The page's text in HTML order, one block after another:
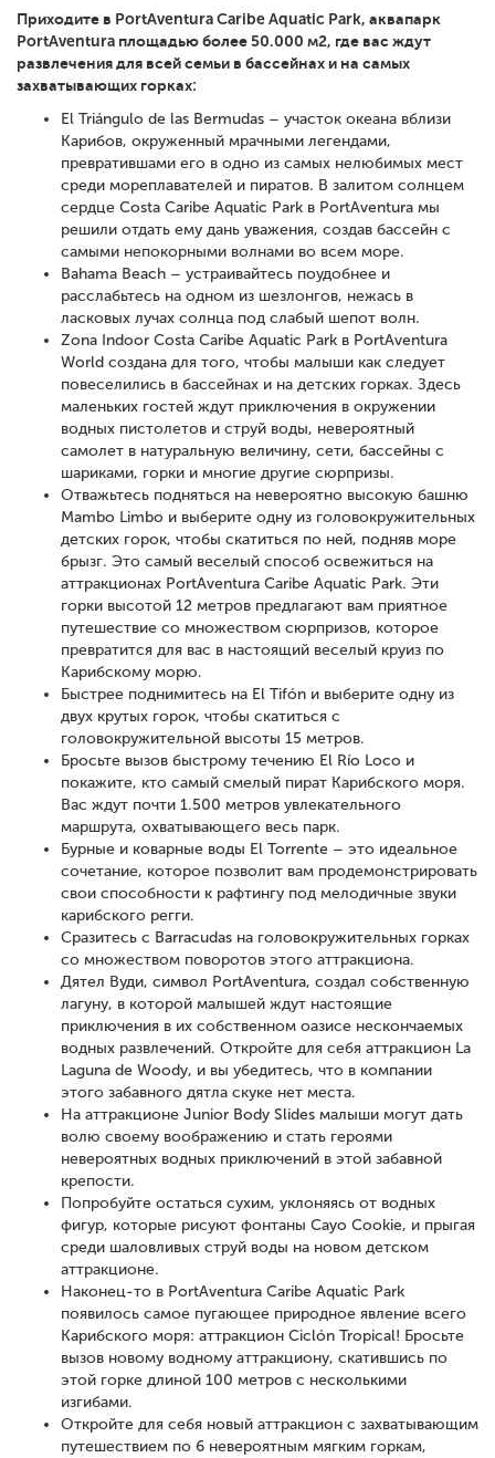
Приходите в PortAventura Caribe Aquatic Park, аквапарк
PortAventura площадью более 50.000 м2, где вас ждут
развлечения для всей семьи в бассейнах и на самых
захватывающих горках:
El Triángulo de las Bermudas – участок океана вблизи
Карибов, окруженный мрачными легендами,
превратившами его в одно из самых нелюбимых мест
среди мореплавателей и пиратов. В залитом солнцем
сердце Costa Caribe Aquatic Park в PortAventura мы
решили отдать ему дань уважения, создав бассейн с
самыми непокорными волнами во всем море.
Bahama Beach – устраивайтесь поудобнее и
расслабьтесь на одном из шезлонгов, нежась в
ласковых лучах солнца под слабый шепот волн.
Zona Indoor Costa Caribe Aquatic Park в PortAventura
World создана для того, чтобы малыши как следует
повеселились в бассейнах и на детских горках. Здесь
маленьких гостей ждут приключения в окружении
водных пистолетов и струй воды, невероятный
самолет в натуральную величину, сети, бассейны с
шариками, горки и многие другие сюрпризы.
Отважьтесь подняться на невероятно высокую башню
Mambo Limbo и выберите одну из головокружительных
детских горок, чтобы скатиться по ней, подняв море
брызг. Это самый веселый способ освежиться на
аттракционах PortAventura Caribe Aquatic Park. Эти
горки высотой 12 метров предлагают вам приятное
путешествие со множеством сюрпризов, которое
превратится для вас в настоящий веселый круиз по
Карибскому морю.
Быстрее поднимитесь на El Tifón и выберите одну из
двух крутых горок, чтобы скатиться с
головокружительной высоты 15 метров.
Бросьте вызов быстрому течению El Río Loco и
покажите, кто самый смелый пират Карибского моря.
Вас ждут почти 1.500 метров увлекательного
маршрута, охватывающего весь парк.
Бурные и коварные воды El Torrente – это идеальное
сочетание, которое позволит вам продемонстрировать
свои способности к рафтингу под мелодичные звуки
карибского регги.
Сразитесь с Barracudas на головокружительных горках
со множеством поворотов этого аттракциона.
Дятел Вуди, символ PortAventura, создал собственную
лагуну, в которой малышей ждут настоящие
приключения в их собственном оазисе нескончаемых
водных развлечений. Откройте для себя аттракцион La
Laguna de Woody, и вы убедитесь, что в компании
этого забавного дятла скуке нет места.
На аттракционе Junior Body Slides малыши могут дать
волю своему воображению и стать героями
невероятных водных приключений в этой забавной
крепости.
Попробуйте остаться сухим, уклоняясь от водных
фигур, которые рисуют фонтаны Cayo Cookie, и прыгая
среди шаловливых струй воды на новом детском
аттракционе.
Наконец-то в PortAventura Caribe Aquatic Park
появилось самое пугающее природное явление всего
Карибского моря: аттракцион Ciclón Tropical! Бросьте
вызов новому водному аттракциону, скатившись по
этой горке длиной 100 метров с несколькими
изгибами.
Откройте для себя новый аттракцион с захватывающим
путешествием по 6 невероятным мягким горкам,